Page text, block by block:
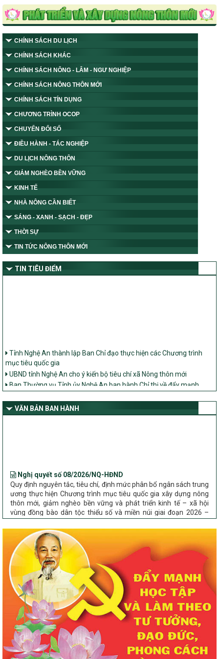
CHÍNH SÁCH DU LỊCH
CHÍNH SÁCH KHÁC
CHÍNH SÁCH NÔNG - LÂM - NGƯ NGHIỆP
CHÍNH SÁCH NÔNG THÔN MỚI
CHÍNH SÁCH TÍN DỤNG
CHƯƠNG TRÌNH OCOP
CHUYỂN ĐỔI SỐ
ĐIỀU HÀNH - TÁC NGHIỆP
DU LỊCH NÔNG THÔN
GIẢM NGHÈO BỀN VỮNG
KINH TẾ
NHÀ NÔNG CẦN BIẾT
SÁNG - XANH - SẠCH - ĐẸP
THỜI SỰ
TIN TỨC NÔNG THÔN MỚI
TIN TIÊU ĐIỂM
Tỉnh Nghệ An thành lập Ban Chỉ đạo thực hiện các Chương trình
mục tiêu quốc gia
UBND tỉnh Nghệ An cho ý kiến bộ tiêu chí xã Nông thôn mới
Ban Thường vụ Tỉnh ủy Nghệ An ban hành Chỉ thị về đẩy mạnh
thực hiện Chương trình mục tiêu quốc gia xây dựng nông thôn mới,
giảm nghèo bền vững và phát triển kinh tế – xã hội vùng đồng bào
dân tộc thiểu số và miền núi giai đoạn 2026 – 2030 trên địa bàn tỉnh
VĂN BẢN BAN HÀNH
Quy định nguyên tắc, tiêu chí, định mức phân bổ ngân sách trung
ương thực hiện Chương trình mục tiêu quốc gia xây dựng nông
thôn mới, giảm nghèo bền vững và phát triển kinh tế – xã hội
vùng đồng bào dân tộc thiểu số và miền núi giai đoạn 2026 –
2030 trên địa bàn tỉnh Nghệ An
Chỉ Thị số 22-CT/TU
về đẩy mạnh thực hiện Chương trình mục tiêu quốc gia xây dựng
nông thôn mới, giảm nghèo bền vững và phát triển kinh tế – xã
hội vùng đồng bào dân tộc thiểu số và miền núi giai đoạn 2026 –
2030 trên địa bàn tỉnh Nghệ An
Quyết định số 2490/QĐ-UBND
Về việc thành lập Ban Chỉ đạo Chương trình mục tiều quốc gia xây
dựng nông thôn mới, giảm nghèo bền vững và phát triển kinh tế –
xã hội vùng đồng bào dân tộc thiểu số và miền núi giai đoạn 2026
-2030 tỉnh Nghệ An
Thông tư Số 23/2026/TT-BNNMT
Thông tư Hướng dẫn thực hiện một số nội dung Chương trình
mục tiêu quốc gia xây dựng nông thôn mới, giảm nghèo bền